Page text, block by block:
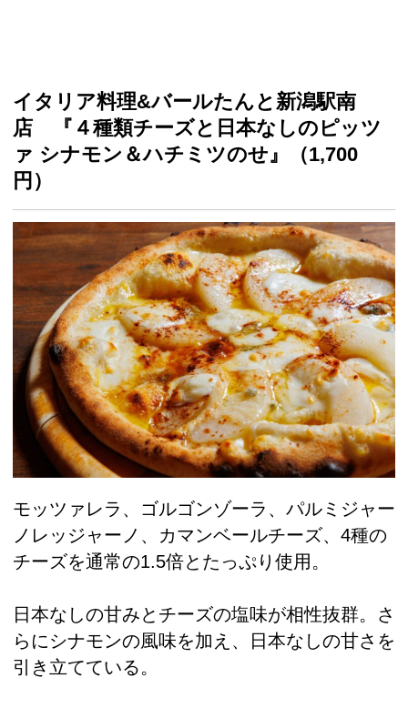
イタリア料理&バールたんと新潟駅南
店 『４種類チーズと日本なしのピッツ
ァ シナモン＆ハチミツのせ』（1,700
円）
モッツァレラ、ゴルゴンゾーラ、パルミジャー
ノレッジャーノ、カマンベールチーズ、4種の
チーズを通常の1.5倍とたっぷり使用。
日本なしの甘みとチーズの塩味が相性抜群。さ
らにシナモンの風味を加え、日本なしの甘さを
引き立てている。